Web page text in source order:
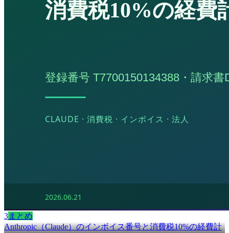
3まとめ
Anthropic（Claude）のインボイス番号と消費税10%の経費計